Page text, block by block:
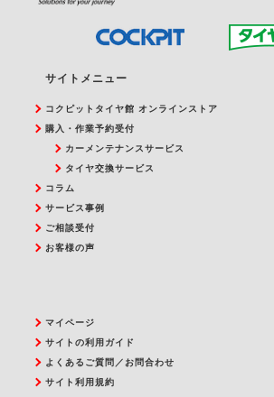
サイトメニュー
コクピットタイヤ館 オンラインストア
購入・作業予約受付
カーメンテナンスサービス
タイヤ交換サービス
コラム
サービス事例
ご相談受付
お客様の声
マイページ
サイトの利用ガイド
よくあるご質問／お問合わせ
サイト利用規約